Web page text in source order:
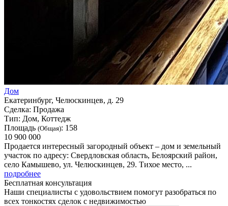
Дом
Екатеринбург, Челюскинцев, д. 29
Сделка: Продажа
Тип: Дом, Коттедж
Площадь (Общая): 158
10 900 000
Продается интересный загородный объект – дом и земельный
участок по адресу: Свердловская область, Белоярский район,
село Камышево, ул. Челюскинцев, 29. Тихое место, ...
подробнее
Бесплатная консультация
Наши специалисты с удовольствием помогут разобраться по
всех тонкостях сделок с недвижимостью